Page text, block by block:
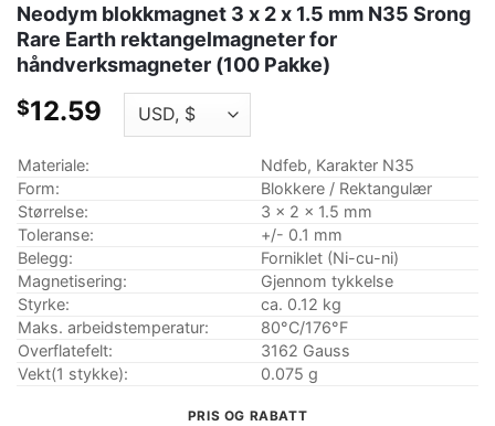
Neodym blokkmagnet 3 x 2 x 1.5 mm N35 Srong
Rare Earth rektangelmagneter for
håndverksmagneter (100 Pakke)
$12.59
Materiale:
Ndfeb, Karakter N35
Form:
Blokkere / Rektangulær
Størrelse:
3 x 2 x 1.5 mm
Toleranse:
+/- 0.1 mm
Belegg:
Forniklet (Ni-cu-ni)
Magnetisering:
Gjennom tykkelse
Styrke:
ca. 0.12 kg
Maks. arbeidstemperatur:
80°C/176°F
Overflatefelt:
3162 Gauss
Vekt(1 stykke):
0.075 g
PRIS OG RABATT